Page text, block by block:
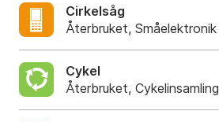
Cirkelsåg
Återbruket, Småelektronik
Cykel
Återbruket, Cykelinsamling